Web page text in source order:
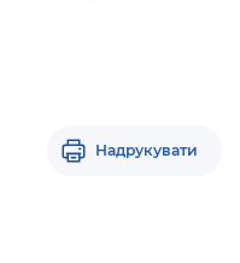
Надрукувати